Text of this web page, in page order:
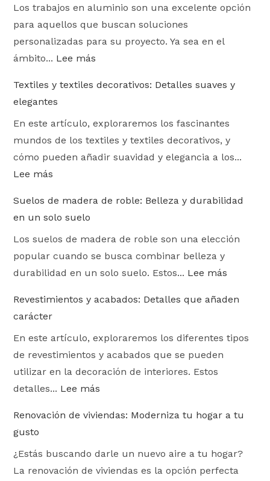
Los trabajos en aluminio son una excelente opción
para aquellos que buscan soluciones
personalizadas para su proyecto. Ya sea en el
ámbito... Lee más
Textiles y textiles decorativos: Detalles suaves y
elegantes
En este artículo, exploraremos los fascinantes
mundos de los textiles y textiles decorativos, y
cómo pueden añadir suavidad y elegancia a los...
Lee más
Suelos de madera de roble: Belleza y durabilidad
en un solo suelo
Los suelos de madera de roble son una elección
popular cuando se busca combinar belleza y
durabilidad en un solo suelo. Estos... Lee más
Revestimientos y acabados: Detalles que añaden
carácter
En este artículo, exploraremos los diferentes tipos
de revestimientos y acabados que se pueden
utilizar en la decoración de interiores. Estos
detalles... Lee más
Renovación de viviendas: Moderniza tu hogar a tu
gusto
¿Estás buscando darle un nuevo aire a tu hogar?
La renovación de viviendas es la opción perfecta